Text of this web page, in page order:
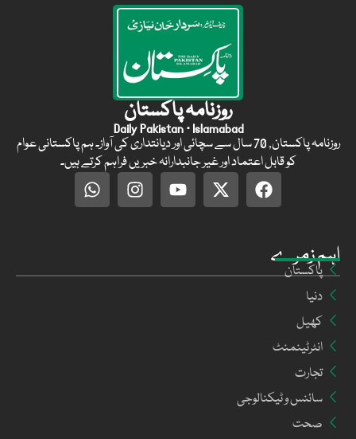
اہم زمرے
پاکستان
دنیا
کھیل
انٹرٹینمنٹ
تجارت
سائنس و ٹیکنالوجی
صحت
روزنامہ پاکستان
Daily Pakistan · Islamabad
روزنامہ پاکستان, 70 سال سے سچائی اور دیانتداری کی آواز۔ ہم پاکستانی عوام
کو قابل اعتماد اور غیر جانبدارانہ خبریں فراہم کرتے ہیں۔